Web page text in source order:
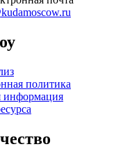
политика
информация